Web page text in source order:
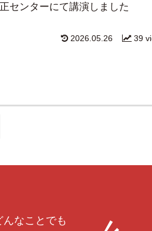
センターにて講演しました
39
2026.05.26
んなことでも